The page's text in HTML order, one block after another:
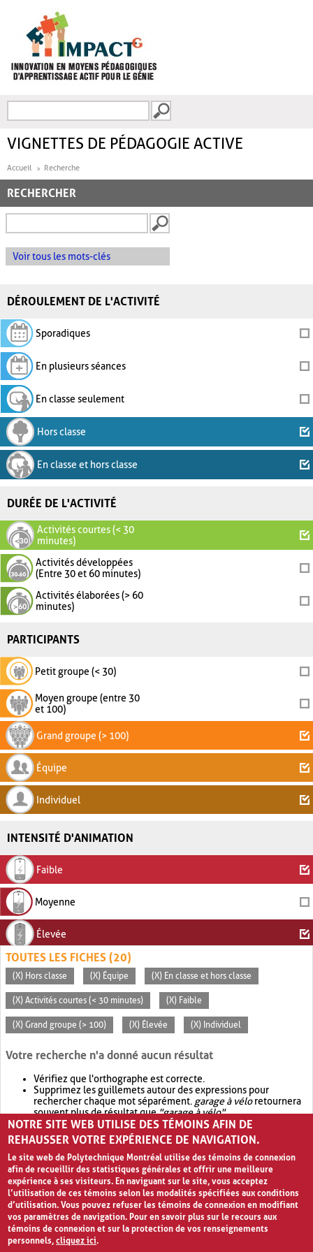
FORMULAIRE DE
VIGNETTES DE PÉDAGOGIE ACTIVE
Accueil Recherche
RECHERCHER
Voir tous les mots-clés
DÉROULEMENT DE L'ACTIVITÉ
Sporadiques
En plusieurs séances
En classe seulement
Hors classe
En classe et hors classe
DURÉE DE L'ACTIVITÉ
Activités courtes (< 30
minutes)
Activités développées
(Entre 30 et 60 minutes)
Activités élaborées (> 60
minutes)
PARTICIPANTS
Petit groupe (< 30)
Moyen groupe (entre 30
et 100)
Grand groupe (> 100)
Équipe
Individuel
INTENSITÉ D'ANIMATION
Faible
Moyenne
Élevée
TOUTES LES FICHES (20)
(X) Hors classe (X) Équipe (X) En classe et hors classe
(X) Activités courtes (< 30 minutes) (X) Faible
(X) Grand groupe (> 100) (X) Élevée (X) Individuel
Votre recherche n'a donné aucun résultat
Vérifiez que l'orthographe est correcte.
Supprimez les guillemets autour des expressions pour
rechercher chaque mot séparément. garage à véloretournera
souvent plus de résultat que"garage à vélo".
Envisagez d'élargir votre recherche avec OR.garage OR vélo
retournera souvent plus de résultat quegarage à vélo
NOTRE SITE WEB UTILISE DES TÉMOINS AFIN DE
REHAUSSER VOTRE EXPÉRIENCE DE NAVIGATION.
Le site web de Polytechnique Montréal utilise des témoins de connexion
afin de recueillir des statistiques générales et offrir une meilleure
expérience à ses visiteurs. En naviguant sur le site, vous acceptez
l’utilisation de ces témoins selon les modalités spécifiées aux conditions
d’utilisation. Vous pouvez refuser les témoins de connexion en modifiant
vos paramètres de navigation. Pour en savoir plus sur le recours aux
témoins de connexion et sur la protection de vos renseignements
personnels,cliquez ici.